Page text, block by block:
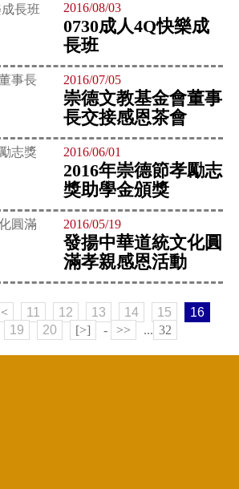
2016/08/03
0730成人4Q快樂成
長班
2016/07/05
崇德文教基金會董事
長交接感恩茶會
2016/06/01
2016年崇德節孝勵志
獎助學金頒獎
2016/05/19
發揚中華道統文化圓
滿孝親感恩活動
< 11 12 13 14 15
16
19 20 [>] - >> ... 32